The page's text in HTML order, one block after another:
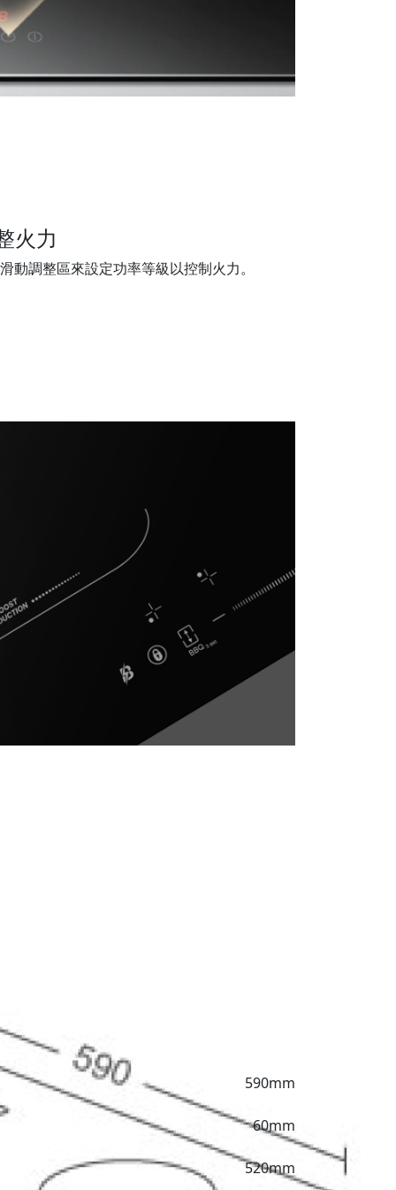
火力
動調整區來設定功率等級以控制火力。
590mm
60mm
520mm